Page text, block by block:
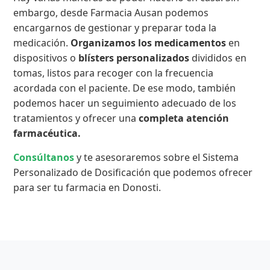
embargo, desde Farmacia Ausan podemos
encargarnos de gestionar y preparar toda la
medicación. Organizamos los medicamentos en
dispositivos o blísters personalizados divididos en
tomas, listos para recoger con la frecuencia
acordada con el paciente. De ese modo, también
podemos hacer un seguimiento adecuado de los
tratamientos y ofrecer unacompleta atención
farmacéutica.
Consúltanosy te asesoraremos sobre el Sistema
Personalizado de Dosificación que podemos ofrecer
para ser tu farmacia en Donosti.